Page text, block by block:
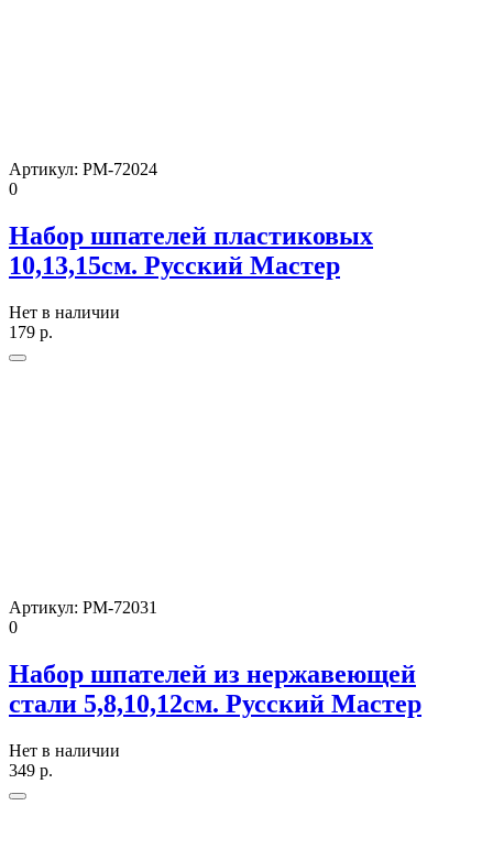
Артикул: РМ-72024
0
Набор шпателей пластиковых
10,13,15см. Русский Мастер
Нет в наличии
179 р.
Артикул: РМ-72031
0
Набор шпателей из нержавеющей
стали 5,8,10,12см. Русский Мастер
Нет в наличии
349 р.